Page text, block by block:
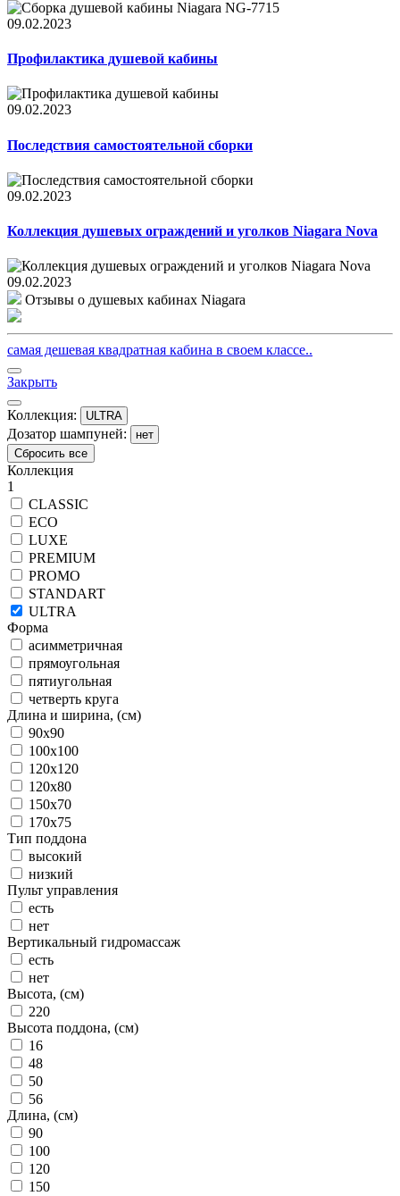
09.02.2023
Профилактика душевой кабины
09.02.2023
Последствия самостоятельной сборки
09.02.2023
Коллекция душевых ограждений и уголков Niagara Nova
09.02.2023
Отзывы о душевых кабинах Niagara
самая дешевая квадратная кабина в своем классе..
Закрыть
Коллекция: ULTRA
Дозатор шампуней:
нет
Сбросить все
Коллекция
1
CLASSIC
ECO
LUXE
PREMIUM
PROMO
STANDART
ULTRA
Форма
асимметричная
прямоугольная
пятиугольная
четверть круга
Длина и ширина, (см)
90x90
100x100
120x120
120x80
150x70
170x75
Тип поддона
высокий
низкий
Пульт управления
есть
нет
Вертикальный гидромассаж
есть
нет
Высота, (см)
220
Высота поддона, (см)
16
48
50
56
Длина, (см)
90
100
120
150